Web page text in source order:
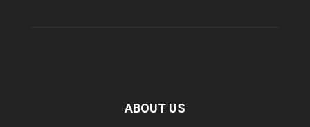
ABOUT US